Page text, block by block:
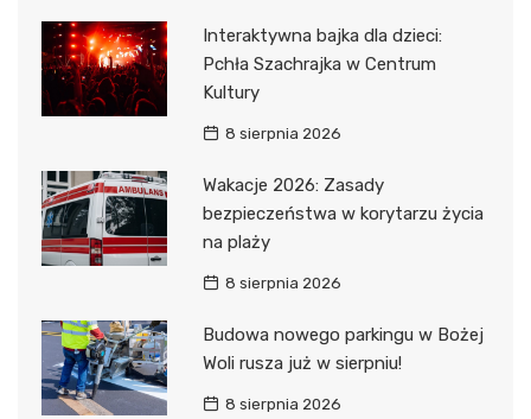
Interaktywna bajka dla dzieci:
Pchła Szachrajka w Centrum
Kultury
8 sierpnia 2026
Wakacje 2026: Zasady
bezpieczeństwa w korytarzu życia
na plaży
8 sierpnia 2026
Budowa nowego parkingu w Bożej
Woli rusza już w sierpniu!
8 sierpnia 2026